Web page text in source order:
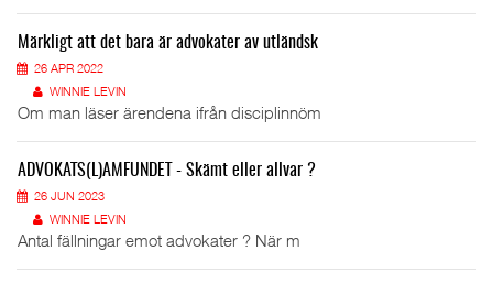
Märkligt att det bara är advokater av utländsk
26 APR 2022
WINNIE LEVIN
Om man läser ärendena ifrån disciplinnöm
ADVOKATS(L)AMFUNDET - Skämt eller allvar ?
26 JUN 2023
WINNIE LEVIN
Antal fällningar emot advokater ? När m